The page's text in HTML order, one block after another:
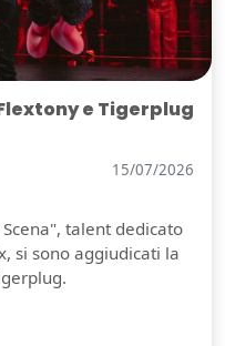
e Tigerplug
15/07/2026
talent dedicato
si sono aggiudicati la